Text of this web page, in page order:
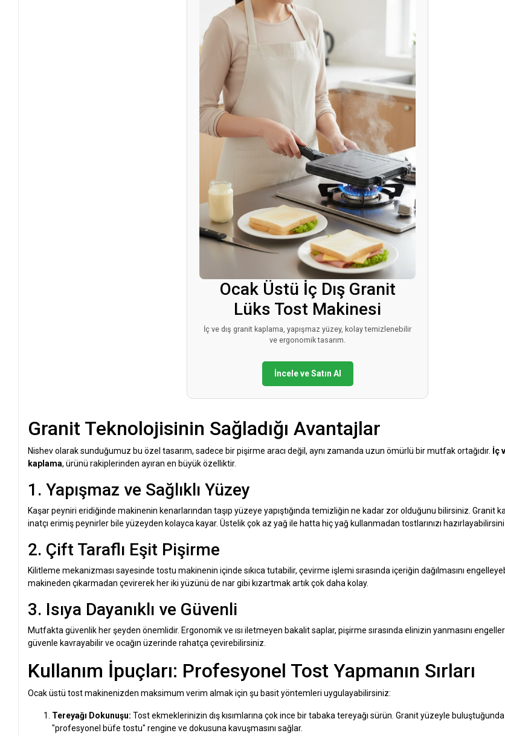
Ocak Üstü İç Dış Granit
Lüks Tost Makinesi
İç ve dış granit kaplama, yapışmaz yüzey, kolay temizlenebilir
ve ergonomik tasarım.
İncele ve Satın Al
Granit Teknolojisinin Sağladığı Avantajlar
Nishev olarak sunduğumuz bu özel tasarım, sadece bir pişirme aracı değil, aynı zamanda uzun ömürlü bir mutfak ortağıdır. İç
kaplama, ürünü rakiplerinden ayıran en büyük özelliktir.
1. Yapışmaz ve Sağlıklı Yüzey
Kaşar peyniri eridiğinde makinenin kenarlarından taşıp yüzeye yapıştığında temizliğin ne kadar zor olduğunu bilirsiniz. Granit
inatçı erimiş peynirler bile yüzeyden kolayca kayar. Üstelik çok az yağ ile hatta hiç yağ kullanmadan tostlarınızı
2. Çift Taraflı Eşit Pişirme
Kilitleme mekanizması sayesinde tostu makinenin içinde sıkıca tutabilir, çevirme işlemi sırasında içeriğin dağılmasını
makineden çıkarmadan çevirerek her iki yüzünü de nar gibi kızartmak artık çok daha kolay.
3. Isıya Dayanıklı ve Güvenli
Mutfakta güvenlik her şeyden önemlidir. Ergonomik ve ısı iletmeyen bakalit saplar, pişirme sırasında elinizin yanmasını
güvenle kavrayabilir ve ocağın üzerinde rahatça çevirebilirsiniz.
Kullanım İpuçları: Profesyonel Tost Yapmanın Sırları
Ocak üstü tost makinenizden maksimum verim almak için şu basit yöntemleri uygulayabilirsiniz:
Tereyağı Dokunuşu: Tost ekmeklerinizin dış kısımlarına çok ince bir tabaka tereyağı sürün. Granit yüzeyle
"profesyonel büfe tostu" rengine ve dokusuna kavuşmasını sağlar.